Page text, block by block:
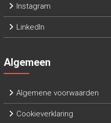
Instagram
LinkedIn
Algemeen
Algemene voorwaarden
Cookieverklaring